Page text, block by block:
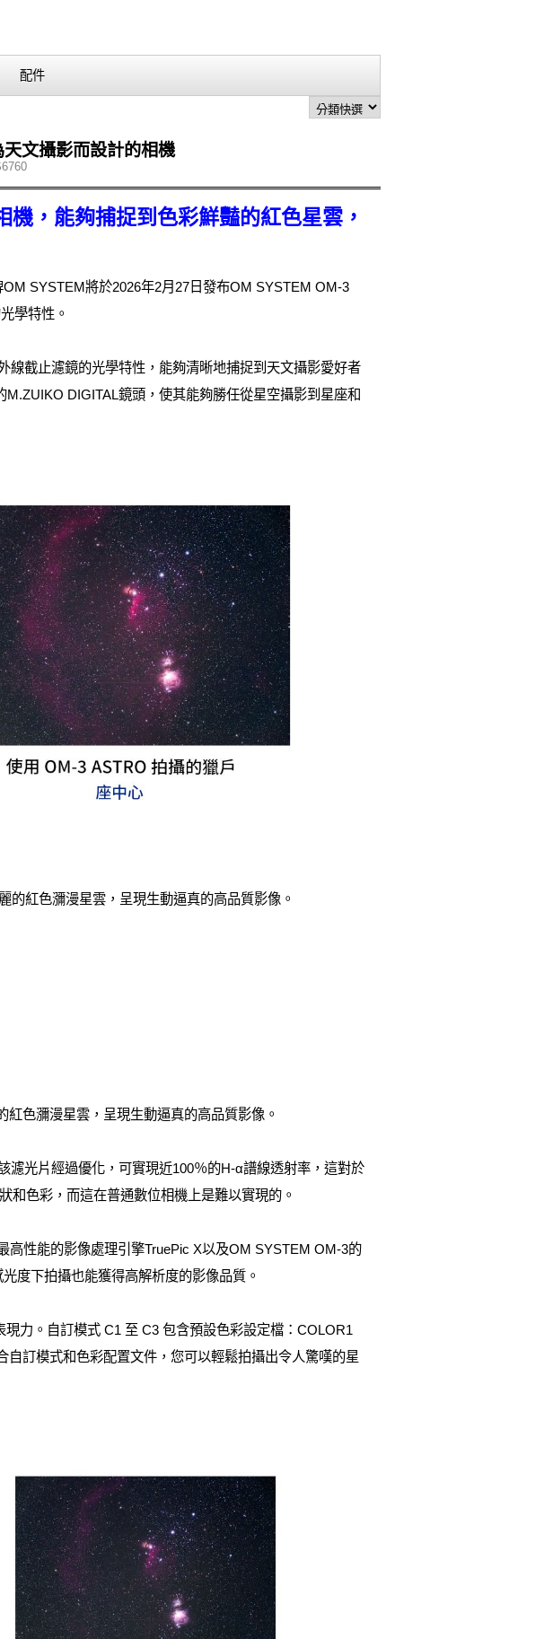
配件
文攝影而設計的相機
，能夠捕捉到色彩鮮豔的紅色星雲，
SYSTEM將於2026年2月27日發布OM SYSTEM OM-3
學特性。
截止濾鏡的光學特性，能夠清晰地捕捉到天文攝影愛好者
DIGITAL鏡頭，使其能夠勝任從星空攝影到星座和
的紅色瀰漫星雲，呈現生動逼真的高品質影像。
色瀰漫星雲，呈現生動逼真的高品質影像。
濾光片經過優化，可實現近100％的H-α譜線透射率，這對於
和色彩，而這在普通數位相機上是難以實現的。
性能的影像處理引擎TruePic X以及OM SYSTEM OM-3的
度下拍攝也能獲得高解析度的影像品質。
力。自訂模式 C1 至 C3 包含預設色彩設定檔：COLOR1
訂模式和色彩配置文件，您可以輕鬆拍攝出令人驚嘆的星